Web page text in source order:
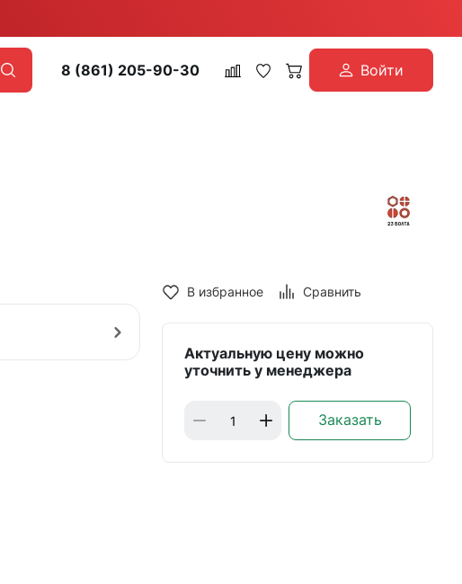
8 (861) 205-90-30 Войти
В избранное Сравнить
Актуальную цену можно
уточнить у менеджера
Заказать